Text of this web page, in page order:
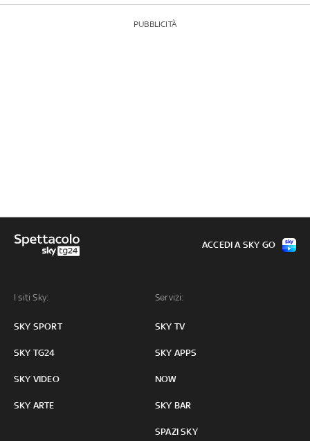
PUBBLICITÀ
I siti Sky:
SKY SPORT
SKY TG24
SKY VIDEO
SKY ARTE
Servizi:
SKY TV
SKY APPS
NOW
SKY BAR
SPAZI SKY
ACCEDI A SKY GO